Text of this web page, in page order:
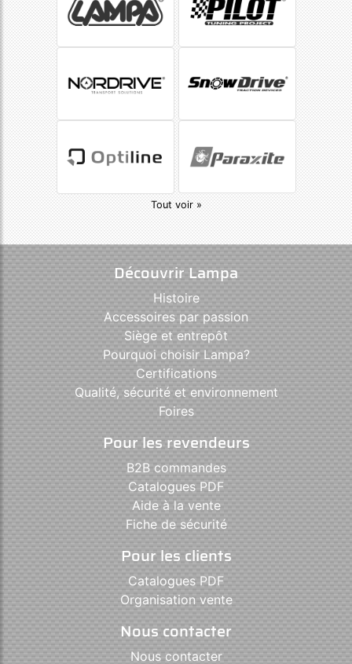
Tout voir »
Découvrir Lampa
Histoire
Accessoires par passion
Siège et entrepôt
Pourquoi choisir Lampa?
Certifications
Qualité, sécurité et environnement
Foires
Pour les revendeurs
B2B commandes
Catalogues PDF
Aide à la vente
Fiche de sécurité
Pour les clients
Catalogues PDF
Organisation vente
Nous contacter
Nous contacter